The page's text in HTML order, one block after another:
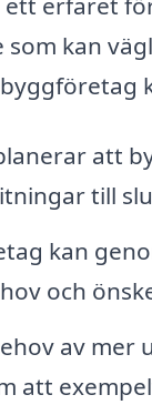
kan
att
till
kan
och
av mer
att